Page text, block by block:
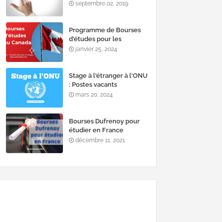
recrute
septembre 02, 2019
Programme de Bourses
d'études pour les
étudiants en master au
janvier 25, 2024
Stage à l'étranger à l'ONU
: Postes vacants
mars 20, 2024
Bourses Dufrenoy pour
étudier en France
décembre 11, 2021